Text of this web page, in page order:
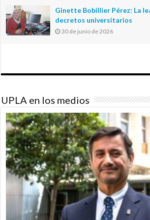
Ginette Bobillier Pérez: La
decretos universitarios
30 de junio de 2026
UPLA en los medios